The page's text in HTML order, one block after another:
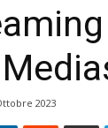
2023